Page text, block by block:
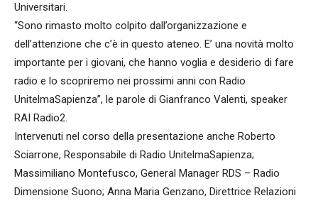
Universitari.
“Sono rimasto molto colpito dall’organizzazione e
dell’attenzione che c’è in questo ateneo. E’ una novità molto
importante per i giovani, che hanno voglia e desiderio di fare
radio e lo scopriremo nei prossimi anni con Radio
UnitelmaSapienza”, le parole di Gianfranco Valenti, speaker
RAI Radio2.
Intervenuti nel corso della presentazione anche Roberto
Sciarrone, Responsabile di Radio UnitelmaSapienza;
Massimiliano Montefusco, General Manager RDS – Radio
Dimensione Suono; Anna Maria Genzano, Direttrice Relazioni